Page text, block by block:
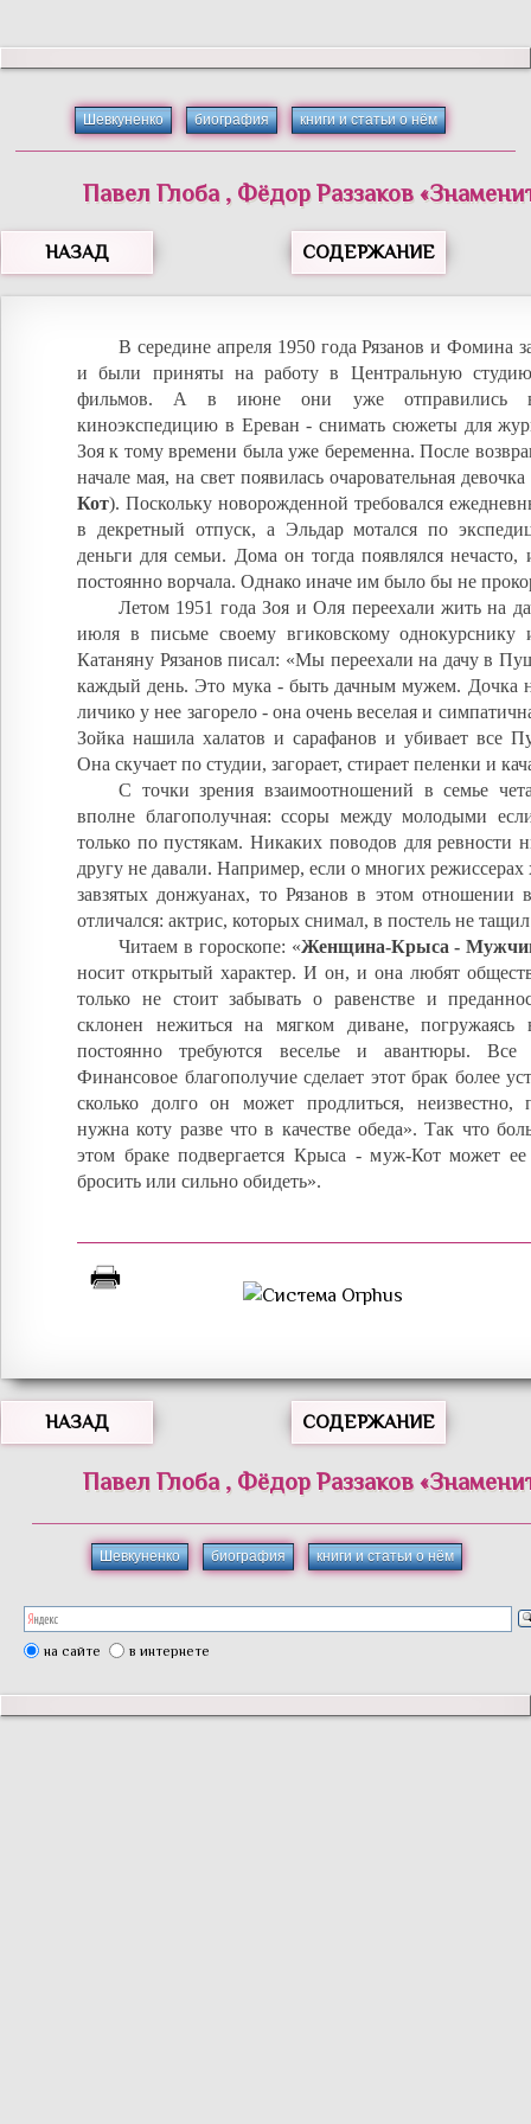
Шевкуненко биография книги и статьи о нём
Павел Глоба , Фёдор Раззаков«
НАЗАД СОДЕРЖАНИЕ
В середине апреля 1950 года Рязанов и Фомина
и были приняты на работу в Центральную студию
фильмов. А в июне они уже отправились
киноэкспедицию в Ереван - снимать сюжеты для
Зоя к тому времени была уже беременна. После
начале мая, на свет появилась очаровательная
Кот). Поскольку новорожденной требовался
в декретный отпуск, а Эльдар мотался по
деньги для семьи. Дома он тогда появлялся нечасто,
постоянно ворчала. Однако иначе им было бы не
Летом 1951 года Зоя и Оля переехали жить на
июля в письме своему вгиковскому
Катаняну Рязанов писал: «Мы переехали на дачу в
каждый день. Это мука - быть дачным мужем. Дочка
личико у нее загорело - она очень веселая и
Зойка нашила халатов и сарафанов и убивает все
Она скучает по студии, загорает, стирает пеленки и
С точки зрения взаимоотношений в семье
вполне благополучная: ссоры между молодыми
только по пустякам. Никаких поводов для ревности
другу не давали. Например, если о многих режиссерах
завзятых донжуанах, то Рязанов в этом отношении
отличался: актрис, которых снимал, в постель не
Читаем в гороскопе: «Женщина-Крыса -
носит открытый характер. И он, и она любят
только не стоит забывать о равенстве и
склонен нежиться на мягком диване,
постоянно требуются веселье и авантюры.
Финансовое благополучие сделает этот брак более
сколько долго он может продлиться, неизвестно,
нужна коту разве что в качестве обеда». Так что
этом браке подвергается Крыса - муж-Кот может
бросить или сильно обидеть».
НАЗАД СОДЕРЖАНИЕ
Павел Глоба , Фёдор Раззаков«
Шевкуненко биография книги и статьи о нём
на сайте в интернете